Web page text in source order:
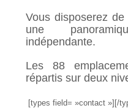
Vous disposerez
une
indépendante.
Les 88
répartis sur deux
[types field= »contact »][/